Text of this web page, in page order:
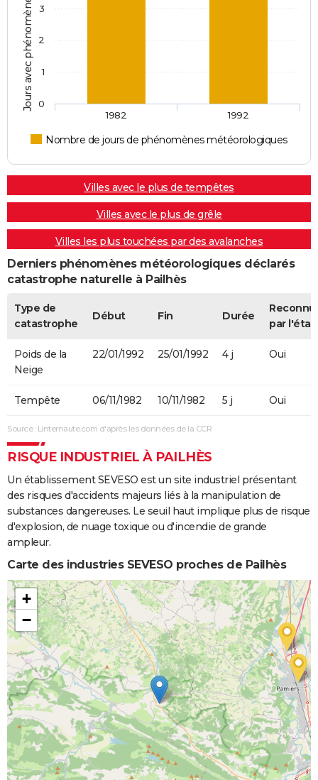
Nombre de jours de phénomènes météorologiques
1982 1992
0
1
2
3
Villes avec le plus de tempêtes
Villes avec le plus de grêle
Villes les plus touchées par des avalanches
Derniers phénomènes météorologiques déclarés
catastrophe naturelle à Pailhès
Type de
catastrophe
Début Fin Durée
par l'état
Poids de la
Neige
22/01/1992 25/01/1992 4 j Oui
Tempête 06/11/1982 10/11/1982 5 j Oui
Source : Linternaute.com d'après les données de la CCR
RISQUE INDUSTRIEL À PAILHÈS
Un établissement SEVESO est un site industriel présentant
des risques d'accidents majeurs liés à la manipulation de
substances dangereuses. Le seuil haut implique plus de risque
d'explosion, de nuage toxique ou d'incendie de grande
ampleur.
Carte des industries SEVESO proches de Pailhès
+
−